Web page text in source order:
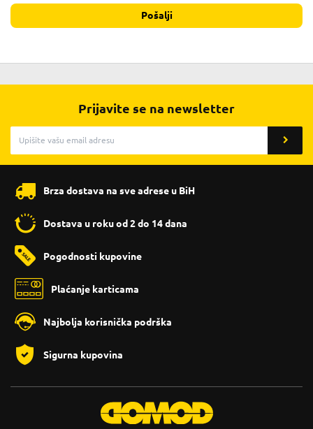
Pošalji
Prijavite se na newsletter
Brza dostava na sve adrese u BiH
Dostava u roku od 2 do 14 dana
Pogodnosti kupovine
Plaćanje karticama
Najbolja korisnička podrška
Sigurna kupovina